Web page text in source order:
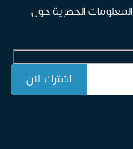
الحصرية حول